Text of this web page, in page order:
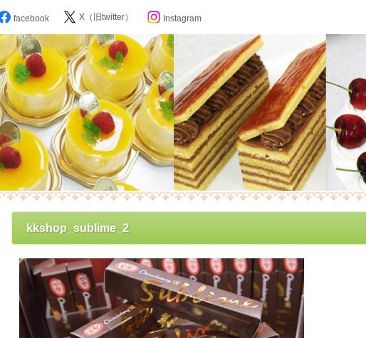
ツニュース
ア登場のお知らせ
座
ント参加募集
ィスリーオープン記念日カレンダー
・平岩理緒プロフィール
事依頼・お問い合わせ
facebook X（旧twitter） Instagram
kkshop_sublime_2